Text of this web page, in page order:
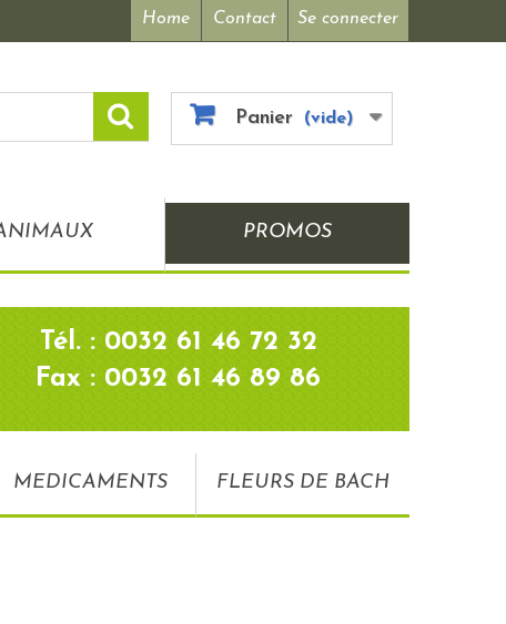
Se connecter
Home Contact
Panier (vide)
PROMOS
Tél. : 0032 61 46 72 32
Fax : 0032 61 46 89 86
MEDICAMENTS FLEURS DE BACH